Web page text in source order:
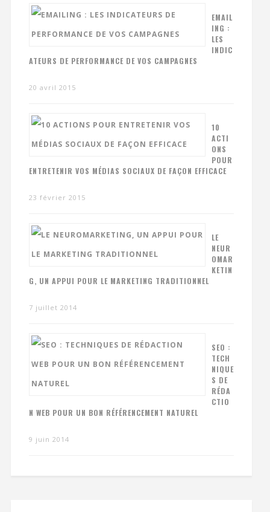
EMAIL
ING :
LES
INDIC
ATEURS DE PERFORMANCE DE VOS CAMPAGNES
20 avril 2015
10
ACTI
ONS
POUR
ENTRETENIR VOS MÉDIAS SOCIAUX DE FAÇON EFFICACE
23 février 2015
LE
NEUR
OMAR
KETIN
G, UN APPUI POUR LE MARKETING TRADITIONNEL
7 juillet 2014
SEO :
TECH
NIQUE
S DE
RÉDA
CTIO
N WEB POUR UN BON RÉFÉRENCEMENT NATUREL
9 juin 2014